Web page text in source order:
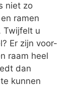
niet zo
ramen
Twijfelt u
Er zijn voor-
raam heel
dan
kunnen